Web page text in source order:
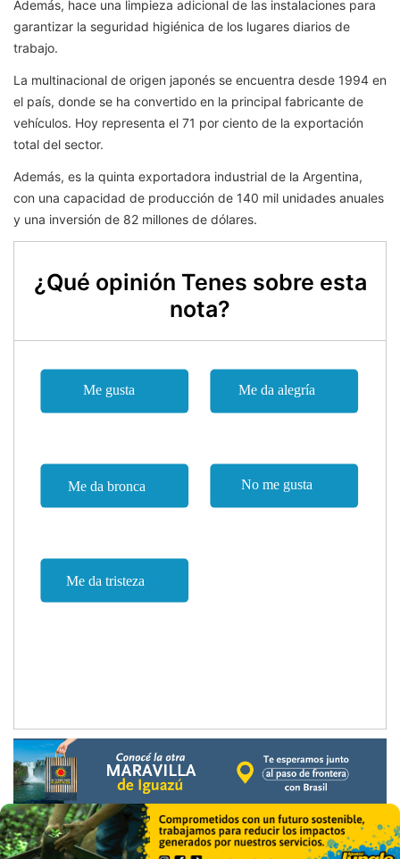
Además, hace una limpieza adicional de las instalaciones para
garantizar la seguridad higiénica de los lugares diarios de
trabajo.
La multinacional de origen japonés se encuentra desde 1994 en
el país, donde se ha convertido en la principal fabricante de
vehículos. Hoy representa el 71 por ciento de la exportación
total del sector.
Además, es la quinta exportadora industrial de la Argentina,
con una capacidad de producción de 140 mil unidades anuales
y una inversión de 82 millones de dólares.
¿Qué opinión Tenes sobre esta
nota?